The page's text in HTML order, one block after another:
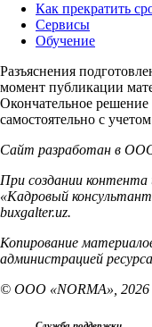
Как прекратить
Сервисы
Обучение
Разъяснения
момент публикации
Окончательное решение
самостоятельно с
Сайт разработан в
При создании
«Кадровый
buxgalter.uz.
Копирование
администрацией
© ООО «NORMA», 2026